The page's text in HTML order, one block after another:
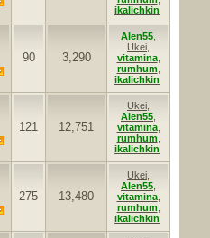
ikalichkin
90 3,290
Alen55
Ukei
vitamina,
rumhum
ikalichkin
121 12,751
Ukei
Alen55
vitamina,
rumhum
ikalichkin
275 13,480
Ukei
Alen55
vitamina,
rumhum
ikalichkin